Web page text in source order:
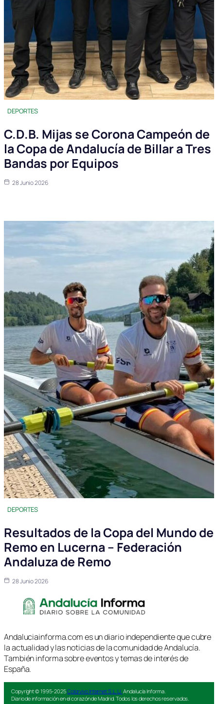
DEPORTES
C.D.B. Mijas se Corona Campeón de
la Copa de Andalucía de Billar a Tres
Bandas por Equipos
28 Junio 2026
DEPORTES
Resultados de la Copa del Mundo de
Remo en Lucerna – Federación
Andaluza de Remo
28 Junio 2026
Andaluciainforma.com es un diario independiente que cubre
la actualidad y las noticias de la comunidad de Andalucía.
También informa sobre eventos y temas de interés de
España.
Copyright © 1995-2025Colorvivo Internet S.L.U. Andalucía Informa.
Diario de información en el corazón de Madrid. Todos los derechos reservados.